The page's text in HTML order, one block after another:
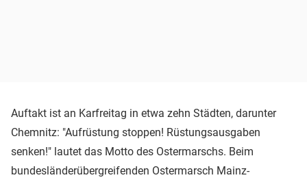
Auftakt ist an Karfreitag in etwa zehn Städten, darunter
Chemnitz: "Aufrüstung stoppen! Rüstungsausgaben
senken!" lautet das Motto des Ostermarschs. Beim
bundesländerübergreifenden Ostermarsch Mainz-